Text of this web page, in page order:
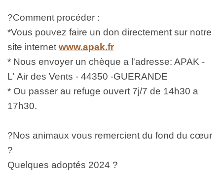
?Comment procéder :
*Vous pouvez faire un don directement sur notre
site internet www.apak.fr
* Nous envoyer un chèque a l'adresse: APAK -
L' Air des Vents - 44350 -GUERANDE
* Ou passer au refuge ouvert 7j/7 de 14h30 a
17h30.
?Nos animaux vous remercient du fond du cœur
?
Quelques adoptés 2024 ?